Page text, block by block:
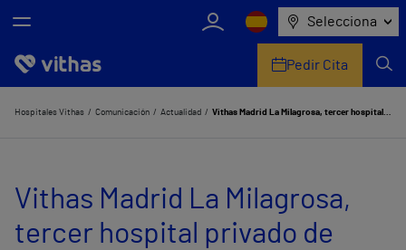
Selecciona
Nosotros
Servicios de salud
Equipo médico y asistencial
Pedir Cita
Hospitales Vithas Comunicación Actualidad Vithas Madrid La Milagrosa, tercer hospital privado de España con mejor equipo de dirección enfermera
Vithas Madrid La Milagrosa,
tercer hospital privado de